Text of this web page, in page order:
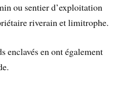
ou sentier d’exploitation
riverain et limitrophe.
enclavés en ont également